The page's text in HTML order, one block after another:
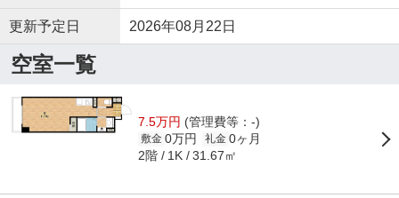
更新予定日 2026年08月22日
空室一覧
7.5万円 (管理費等：-)
敷金 0万円 礼金 0ヶ月
2階 1K 31.67㎡